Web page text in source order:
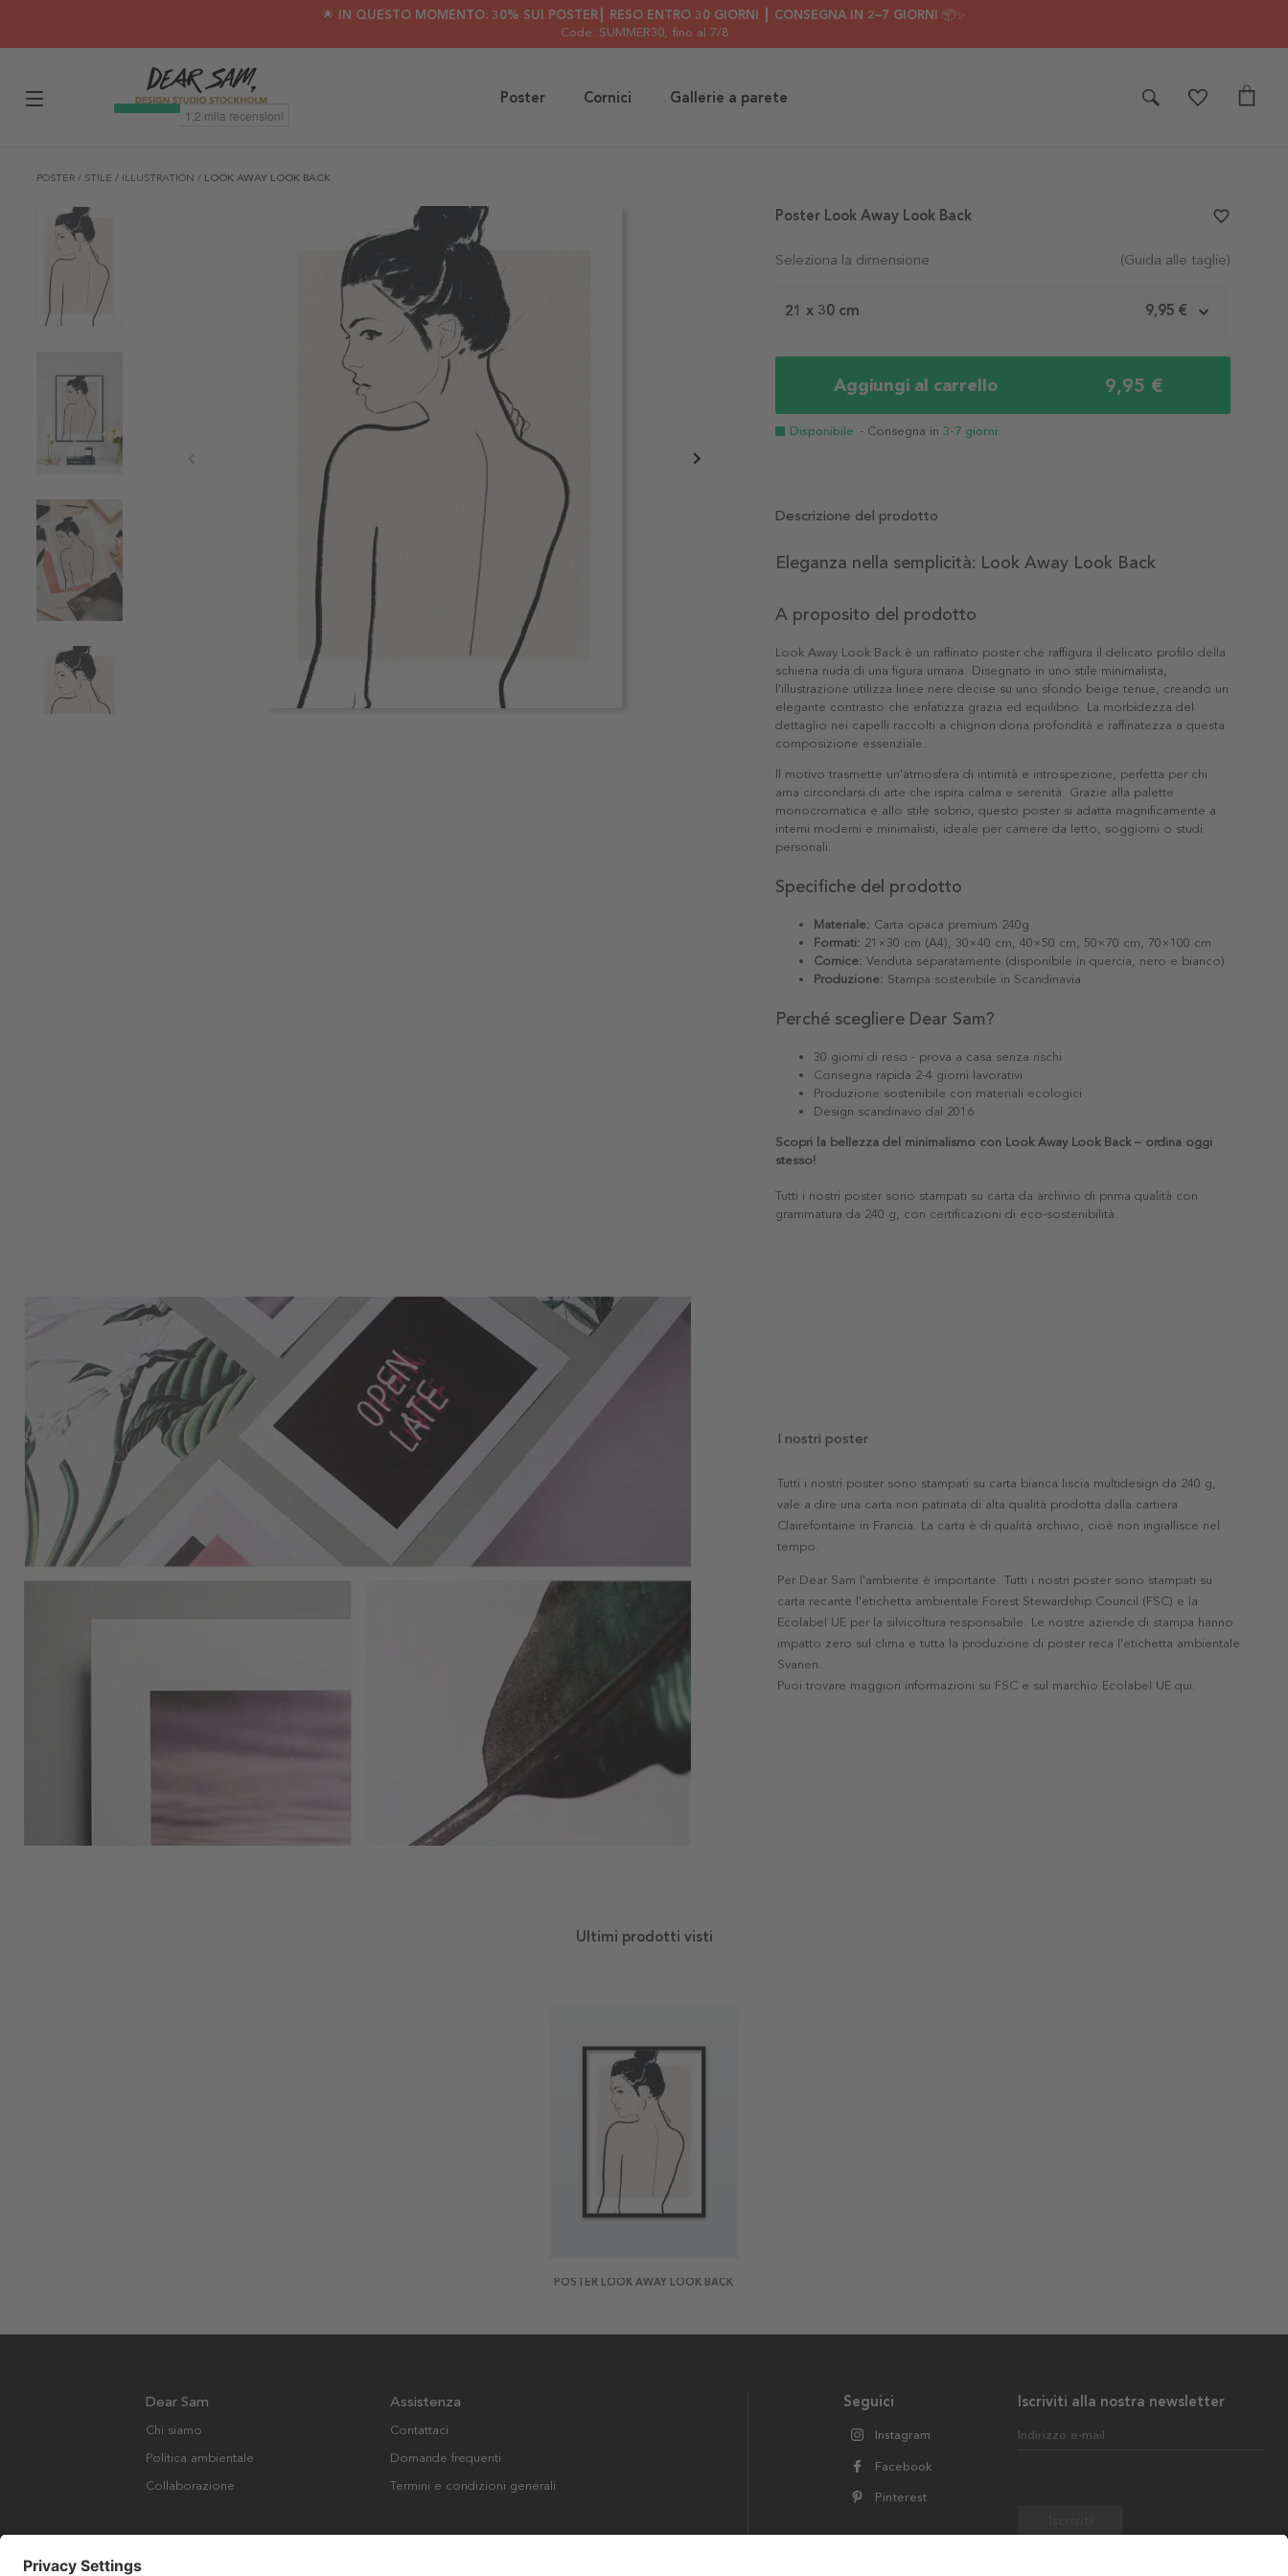
🌟 IN QUESTO MOMENTO: 30% SUI POSTER┃ RESO ENTRO 30 GIORNI ┃ CONSEGNA IN 2–7 GIORNI 📦✨
Code: SUMMER30, fino al 7/8
Poster Cornici Gallerie a parete
POSTER / STILE / ILLUSTRATION / LOOK AWAY LOOK BACK
Seleziona la dimensione (Guida alle taglie)
21 x 30 cm 9,95 €
Aggiungi al carrello 9,95 €
Disponibile - Consegna in 3-7 giorni
Poster Look Away Look Back favorite_border
Descrizione del prodotto
Eleganza nella semplicità: Look Away Look Back
A proposito del prodotto
Look Away Look Back è un raffinato poster che raffigura il delicato profilo della
schiena nuda di una figura umana. Disegnato in uno stile minimalista,
l'illustrazione utilizza linee nere decise su uno sfondo beige tenue, creando un
elegante contrasto che enfatizza grazia ed equilibrio. La morbidezza del
dettaglio nei capelli raccolti a chignon dona profondità e raffinatezza a questa
composizione essenziale.
Il motivo trasmette un'atmosfera di intimità e introspezione, perfetta per chi
ama circondarsi di arte che ispira calma e serenità. Grazie alla palette
monocromatica e allo stile sobrio, questo poster si adatta magnificamente a
interni moderni e minimalisti, ideale per camere da letto, soggiorni o studi
personali.
Specifiche del prodotto
Materiale: Carta opaca premium 240g
Formati: 21×30 cm (A4), 30×40 cm, 40×50 cm, 50×70 cm, 70×100 cm
Cornice: Venduta separatamente (disponibile in quercia, nero e bianco)
Produzione: Stampa sostenibile in Scandinavia
Perché scegliere Dear Sam?
30 giorni di reso - prova a casa senza rischi
Consegna rapida 2-4 giorni lavorativi
Produzione sostenibile con materiali ecologici
Design scandinavo dal 2016
Scopri la bellezza del minimalismo con Look Away Look Back – ordina oggi
stesso!
Tutti i nostri poster sono stampati su carta da archivio di prima qualità con
grammatura da 240 g, con certificazioni di eco-sostenibilità.
I nostri poster
Tutti i nostri poster sono stampati su carta bianca liscia multidesign da 240 g,
vale a dire una carta non patinata di alta qualità prodotta dalla cartiera
Clairefontaine in Francia. La carta è di qualità archivio, cioè non ingiallisce nel
tempo.
Per Dear Sam l'ambiente è importante. Tutti i nostri poster sono stampati su
carta recante l'etichetta ambientale Forest Stewardship Council (FSC) e la
Ecolabel UE per la silvicoltura responsabile. Le nostre aziende di stampa hanno
impatto zero sul clima e tutta la produzione di poster reca l'etichetta ambientale
Svanen.
Puoi trovare maggiori informazioni su FSC e sul marchio Ecolabel UE qui.
Ultimi prodotti visti
POSTER LOOK AWAY LOOK BACK
Iscriviti alla nostra newsletter
Indirizzo e-mail
Seguici
Instagram
Facebook
Pinterest
Dear Sam
Chi siamo
Politica ambientale
Collaborazione
Assistenza
Contattaci
Domande frequenti
Termini e condizioni generali